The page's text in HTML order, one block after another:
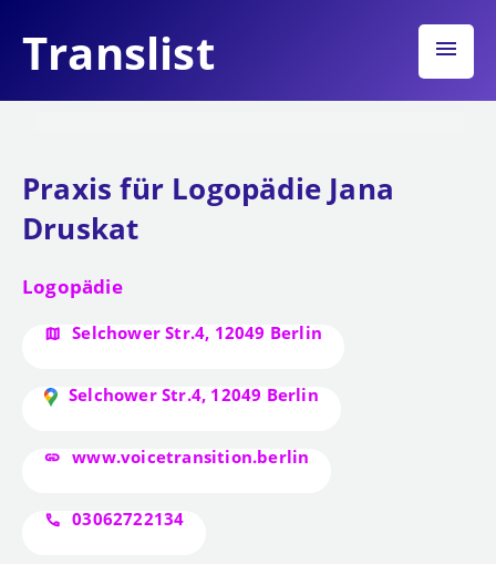
Translist menu
Praxis für Logopädie Jana
Druskat
Logopädie
Selchower Str.4, 12049 Berlin
Selchower Str.4, 12049 Berlin
www.voicetransition.berlin
03062722134